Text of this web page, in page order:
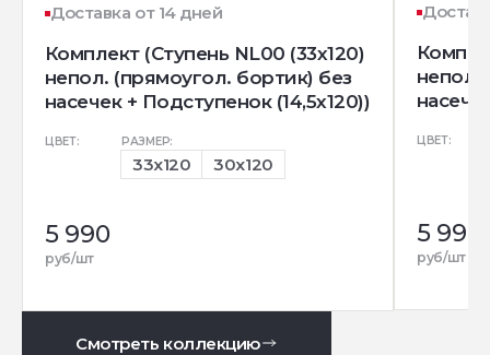
Доставка от 14 дней
Комплект (Ступень NL00 (33x120)
непол. (прямоугол. бортик) без
насечек + Подступенок (14,5x120))
ЦВЕТ: РАЗМЕР:
33x120 30x120
5 990
руб/шт
непол.
ЦВЕТ:
5 990
руб/шт
Смотреть коллекцию